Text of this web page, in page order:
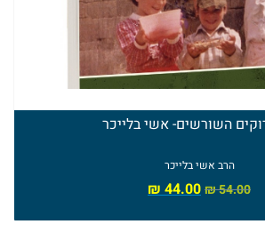
השורשים- אשי בלייכר
הרב אשי בלייכר
54.00
₪
44.00
₪